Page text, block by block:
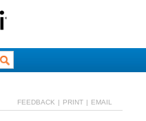
FEEDBACK | PRINT | EMAIL